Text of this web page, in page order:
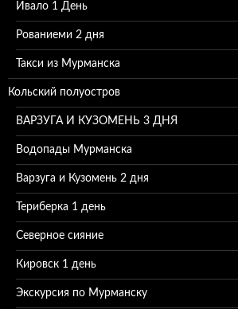
Ивало 1 День
Рованиеми 2 дня
Такси из Мурманска
Кольский полуостров
ВАРЗУГА И КУЗОМЕНЬ 3 ДНЯ
Водопады Мурманска
Варзуга и Кузомень 2 дня
Териберка 1 день
Северное сияние
Кировск 1 день
Экскурсия по Мурманску